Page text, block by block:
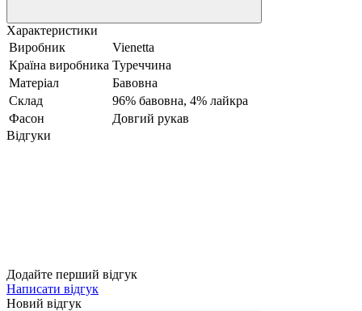
Характеристики
Виробник
Vienetta
Країна виробника Туреччина
Матеріал
Бавовна
Склад
96% бавовна, 4% лайкра
Фасон
Довгий рукав
Відгуки
Додайте перший відгук
Написати відгук
Новий відгук